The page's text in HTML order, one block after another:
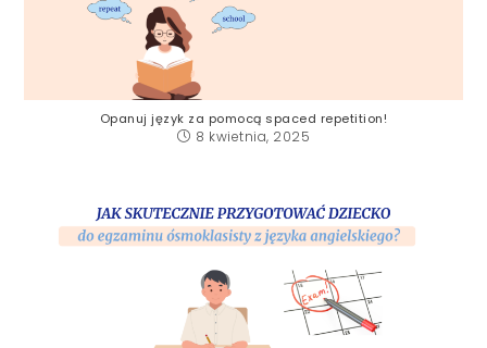
Opanuj język za pomocą spaced repetition!
8 kwietnia, 2025